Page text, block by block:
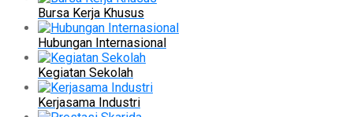
Bursa Kerja Khusus
Hubungan Internasional
Kegiatan Sekolah
Kerjasama Industri